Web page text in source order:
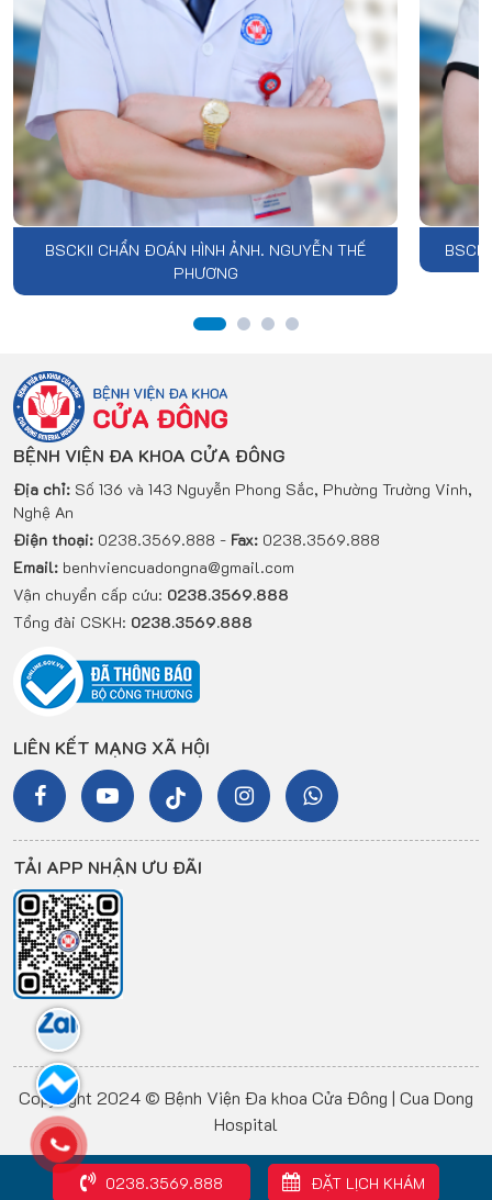
BSCKII CHẨN ĐOÁN HÌNH ẢNH. NGUYỄN THẾ
PHƯƠNG
BSCK
0238.3569.888 ĐẶT LỊCH KHÁM
BỆNH VIỆN ĐA KHOA CỬA ĐÔNG
Địa chỉ: Số 136 và 143 Nguyễn Phong Sắc, Phường Trường Vinh,
Nghệ An
Điện thoại: 0238.3569.888 - Fax: 0238.3569.888
Email: benhviencuadongna@gmail.com
Vận chuyển cấp cứu: 0238.3569.888
Tổng đài CSKH: 0238.3569.888
LIÊN KẾT MẠNG XÃ HỘI
TẢI APP NHẬN ƯU ĐÃI
Copyright 2024 © Bệnh Viện Đa khoa Cửa Đông | Cua Dong
Hospital